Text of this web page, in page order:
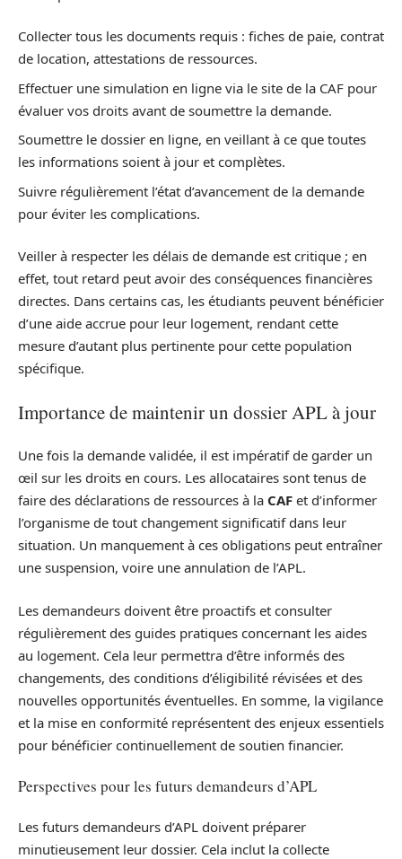
Collecter tous les documents requis : fiches de paie, contrat
de location, attestations de ressources.
Effectuer une simulation en ligne via le site de la CAF pour
évaluer vos droits avant de soumettre la demande.
Soumettre le dossier en ligne, en veillant à ce que toutes
les informations soient à jour et complètes.
Suivre régulièrement l’état d’avancement de la demande
pour éviter les complications.
Veiller à respecter les délais de demande est critique ; en
effet, tout retard peut avoir des conséquences financières
directes. Dans certains cas, les étudiants peuvent bénéficier
d’une aide accrue pour leur logement, rendant cette
mesure d’autant plus pertinente pour cette population
spécifique.
Importance de maintenir un dossier APL à jour
Une fois la demande validée, il est impératif de garder un
œil sur les droits en cours. Les allocataires sont tenus de
faire des déclarations de ressources à la CAF et d’informer
l’organisme de tout changement significatif dans leur
situation. Un manquement à ces obligations peut entraîner
une suspension, voire une annulation de l’APL.
Les demandeurs doivent être proactifs et consulter
régulièrement des guides pratiques concernant les aides
au logement. Cela leur permettra d’être informés des
changements, des conditions d’éligibilité révisées et des
nouvelles opportunités éventuelles. En somme, la vigilance
et la mise en conformité représentent des enjeux essentiels
pour bénéficier continuellement de soutien financier.
Perspectives pour les futurs demandeurs d’APL
Les futurs demandeurs d’APL doivent préparer
minutieusement leur dossier. Cela inclut la collecte